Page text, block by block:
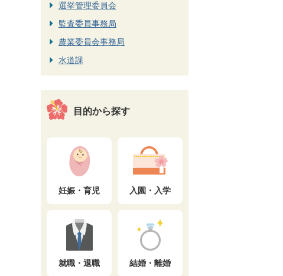
選挙管理委員会
監査委員事務局
農業委員会事務局
水道課
目的から探す
妊娠・育児 入園・入学
就職・退職 結婚・離婚